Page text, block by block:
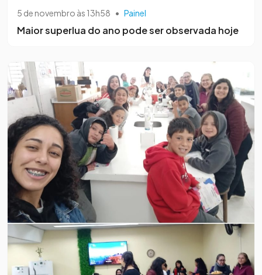
5 de novembro às 13h58 • Painel
Maior superlua do ano pode ser observada hoje